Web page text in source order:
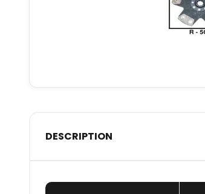
DESCRIPTION